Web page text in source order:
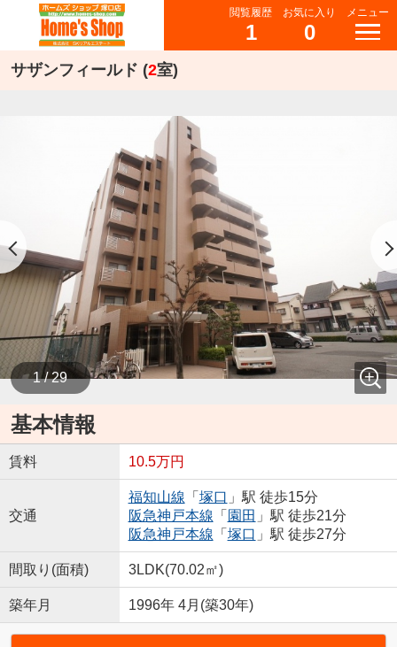
閲覧履歴
1
お気に入り
0
メニュー
サザンフィールド (2室)
1 / 29
基本情報
賃料 10.5万円
交通
福知山線 「 塚口 」駅 徒歩15分
阪急神戸本線 「 園田 」駅 徒歩21分
阪急神戸本線 「 塚口 」駅 徒歩27分
間取り(面積) 3LDK(70.02㎡)
築年月 1996年 4月(築30年)